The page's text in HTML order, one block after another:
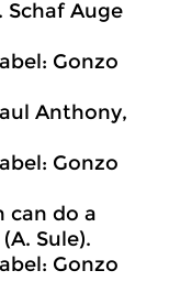
Schaf Auge
Gonzo
Anthony,
Gonzo
can do a
Sule).
Gonzo